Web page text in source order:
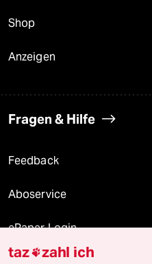
Shop
Anzeigen
Fragen & Hilfe
Feedback
Aboservice
ePaper Login
taz zahl ich